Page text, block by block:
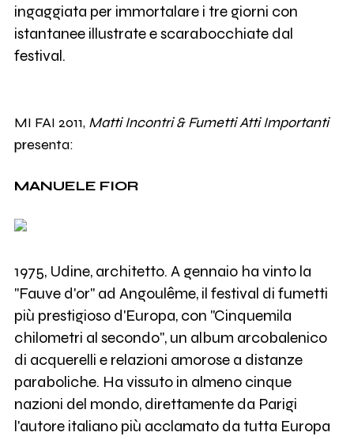
ingaggiata per immortalare i tre giorni con
istantanee illustrate e scarabocchiate dal
festival.
MI FAI 2011, Matti Incontri & Fumetti Atti Importanti
presenta:
MANUELE FIOR
1975, Udine, architetto. A gennaio ha vinto la
"Fauve d'or" ad Angoulême, il festival di fumetti
più prestigioso d'Europa, con "Cinquemila
chilometri al secondo", un album arcobalenico
di acquerelli e relazioni amorose a distanze
paraboliche. Ha vissuto in almeno cinque
nazioni del mondo, direttamente da Parigi
l'autore italiano più acclamato da tutta Europa